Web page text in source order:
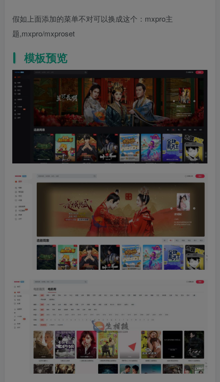
假如上面添加的菜单不对可以换成这个：mxpro主
题,mxpro/mxproset
模板预览